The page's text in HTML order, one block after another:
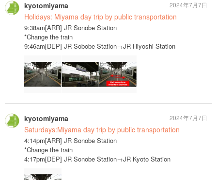
kyotomiyama
Holidays: Miyama day trip by public transportation
9:38am[ARR] JR Sonobe Station
*Change the train
9:46am[DEP] JR Sobobe Station→JR Hiyoshi Station
2024年7月7日
kyotomiyama
Saturdays:Miyama day trip by public transportation
4:14pm[ARR] JR Sonobe Station
*Change the train
4:17pm[DEP] JR Sonobe Station→JR Kyoto Station
2024年7月7日